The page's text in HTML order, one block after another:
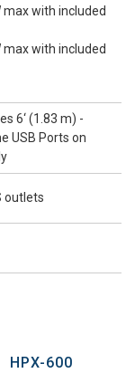
max with included
max with included
6‘ (1.83 m) -
USB Ports on
outlets
HPX-600